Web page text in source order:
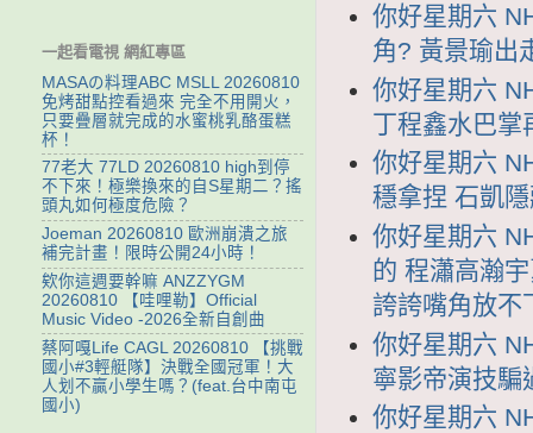
你好星期六
角? 黃景瑜出
你好星期六
丁程鑫水巴掌
你好星期六
穩拿捏 石凱
你好星期六
的 程瀟高瀚
誇誇嘴角放不
你好星期六
寧影帝演技騙
你好星期六
一起看電視 網紅專區
MASAの料理ABC MSLL 20260810
免烤甜點控看過來 完全不用開火，
只要疊層就完成的水蜜桃乳酪蛋糕
杯！
77老大 77LD 20260810 high到停
不下來！極樂換來的自S星期二？搖
頭丸如何極度危險？
Joeman 20260810 歐洲崩潰之旅
補完計畫！限時公開24小時！
欸你這週要幹嘛 ANZZYGM
20260810 【哇哩勒】Official
Music Video -2026全新自創曲
蔡阿嘎Life CAGL 20260810 【挑戰
國小#3輕艇隊】決戰全國冠軍！大
人划不贏小學生嗎？(feat.台中南屯
國小)